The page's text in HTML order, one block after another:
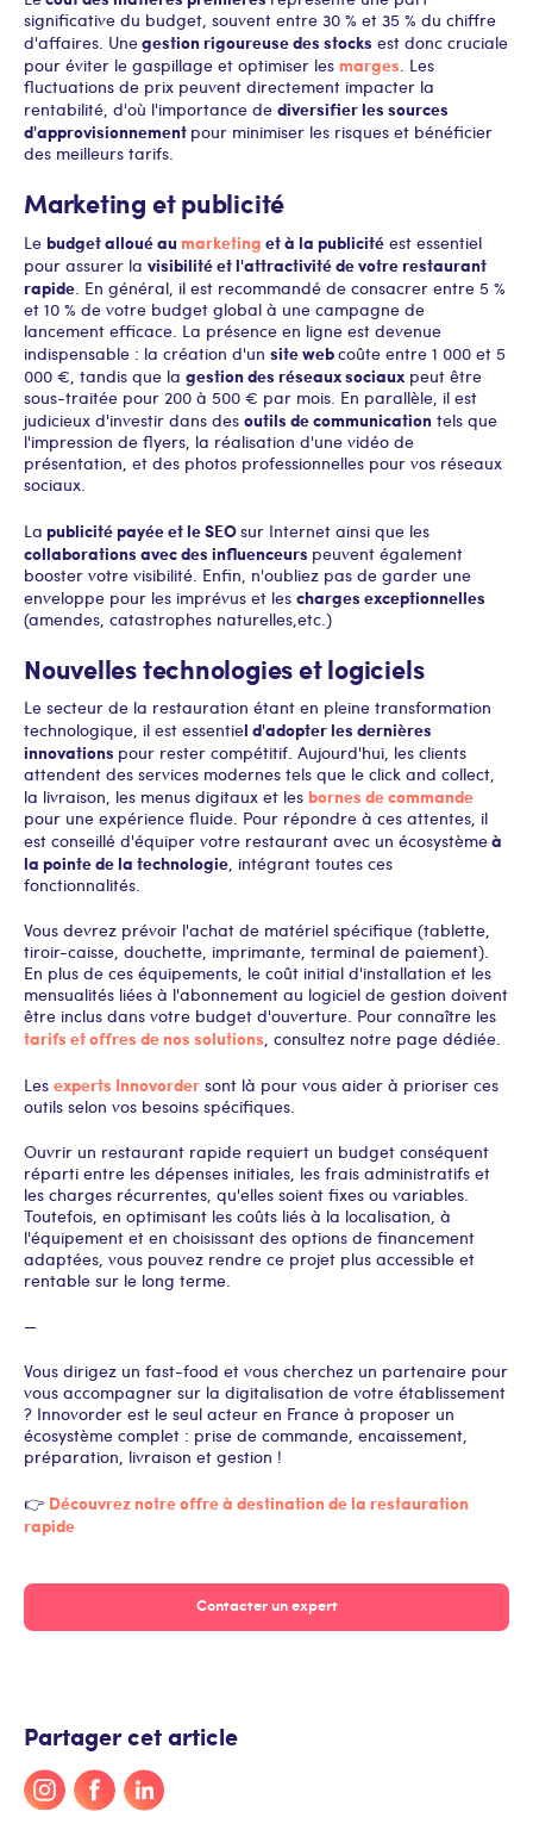
significative du budget, souvent entre 30 % et 35 % du chiffre
d'affaires. Unegestion rigoureuse des stocks est donc cruciale
pour éviter le gaspillage et optimiser les marges . Les
fluctuations de prix peuvent directement impacter la
rentabilité, d'où l'importance de diversifier les sources
d'approvisionnement pour minimiser les risques et bénéficier
des meilleurs tarifs.
Marketing et publicité
Le budget alloué au marketing et à la publicité est essentiel
pour assurer la visibilité et l'attractivité de votre restaurant
rapide . En général, il est recommandé de consacrer entre 5 %
et 10 % de votre budget global à une campagne de
lancement efficace. La présence en ligne est devenue
indispensable : la création d'un site webcoûte entre 1 000 et 5
000 €, tandis que la gestion des réseaux sociaux peut être
sous-traitée pour 200 à 500 € par mois. En parallèle, il est
judicieux d'investir dans des outils de communication tels que
l'impression de flyers, la réalisation d'une vidéo de
présentation, et des photos professionnelles pour vos réseaux
sociaux.
La publicité payée et le SEOsur Internet ainsi que les
collaborations avec des influenceurs peuvent également
booster votre visibilité. Enfin, n'oubliez pas de garder une
enveloppe pour les imprévus et les charges exceptionnelles
(amendes, catastrophes naturelles,etc.)
Nouvelles technologies et logiciels
Le secteur de la restauration étant en pleine transformation
technologique, il est essentiel d'adopter les dernières
innovations pour rester compétitif. Aujourd'hui, les clients
attendent des services modernes tels que le click and collect,
la livraison, les menus digitaux et les bornes de commande
pour une expérience fluide. Pour répondre à ces attentes, il
est conseillé d'équiper votre restaurant avec un écosystèmeà
la pointe de la technologie , intégrant toutes ces
fonctionnalités.
Vous devrez prévoir l'achat de matériel spécifique (tablette,
tiroir-caisse, douchette, imprimante, terminal de paiement).
En plus de ces équipements, le coût initial d'installation et les
mensualités liées à l'abonnement au logiciel de gestion doivent
être inclus dans votre budget d'ouverture. Pour connaître les
tarifs et offres de nos solutions , consultez notre page dédiée.
Les experts Innovorder sont là pour vous aider à prioriser ces
outils selon vos besoins spécifiques.
Ouvrir un restaurant rapide requiert un budget conséquent
réparti entre les dépenses initiales, les frais administratifs et
les charges récurrentes, qu'elles soient fixes ou variables.
Toutefois, en optimisant les coûts liés à la localisation, à
l'équipement et en choisissant des options de financement
adaptées, vous pouvez rendre ce projet plus accessible et
rentable sur le long terme.
—
Vous dirigez un fast-food et vous cherchez un partenaire pour
vous accompagner sur la digitalisation de votre établissement
? Innovorder est le seul acteur en France à proposer un
écosystème complet : prise de commande, encaissement,
préparation, livraison et gestion !
👉 Découvrez notre offre à destination de la restauration
rapide
Contacter un expert
Partager cet article